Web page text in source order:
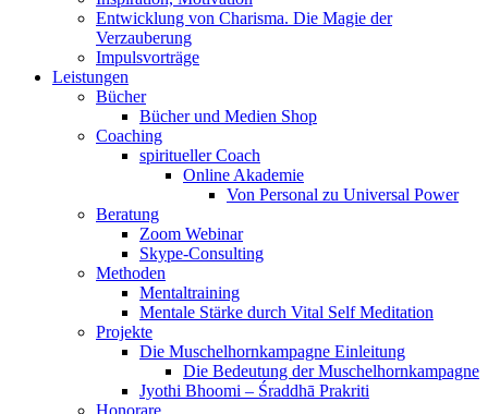
Entwicklung von Charisma. Die Magie der
Verzauberung
Impulsvorträge
Leistungen
Bücher
Bücher und Medien Shop
Coaching
spiritueller Coach
Online Akademie
Von Personal zu Universal Power
Beratung
Zoom Webinar
Skype-Consulting
Methoden
Mentaltraining
Mentale Stärke durch Vital Self Meditation
Projekte
Die Muschelhornkampagne Einleitung
Die Bedeutung der Muschelhornkampagne
Jyothi Bhoomi – Śraddhā Prakriti
Honorare